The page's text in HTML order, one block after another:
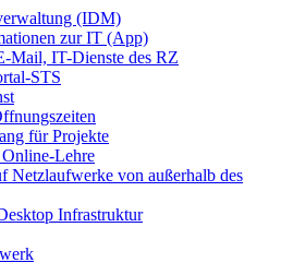
(IDM)
zur IT (App)
Mail, IT-Dienste des RZ
STS
für Projekte
Lehre
Netzlaufwerke von außerhalb des
Infrastruktur